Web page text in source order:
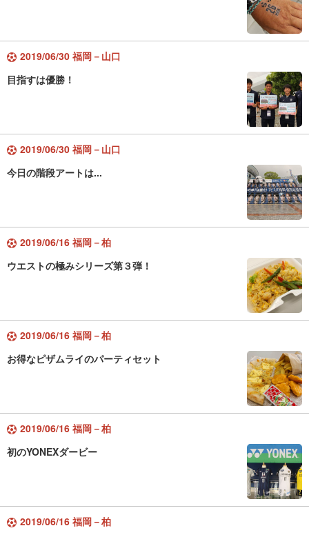
2019/06/30 福岡－山口
目指すは優勝！
2019/06/30 福岡－山口
今日の階段アートは...
2019/06/16 福岡－柏
ウエストの極みシリーズ第３弾！
2019/06/16 福岡－柏
お得なピザムライのパーティセット
2019/06/16 福岡－柏
初のYONEXダービー
2019/06/16 福岡－柏